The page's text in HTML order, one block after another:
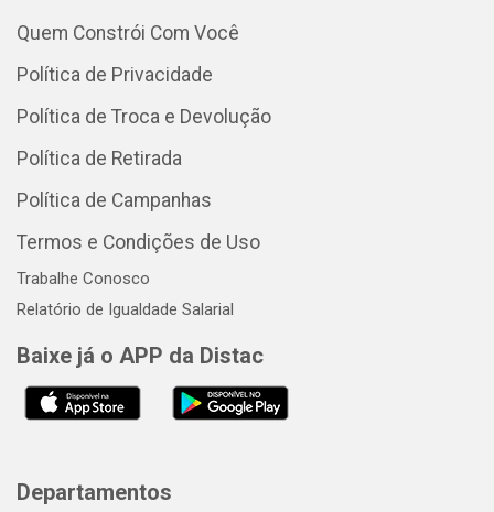
Quem Constrói Com Você
Política de Privacidade
Política de Troca e Devolução
Política de Retirada
Política de Campanhas
Termos e Condições de Uso
Trabalhe Conosco
Relatório de Igualdade Salarial
Baixe já o APP da Distac
Departamentos